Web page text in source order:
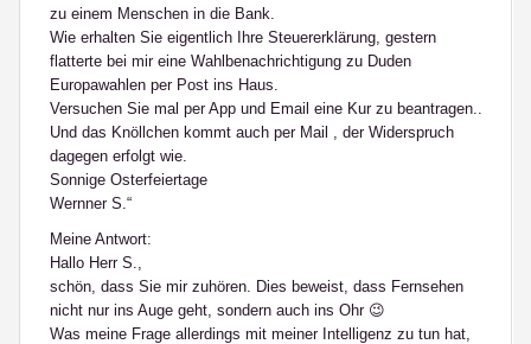
zu einem Menschen in die Bank.
Wie erhalten Sie eigentlich Ihre Steuererklärung, gestern
flatterte bei mir eine Wahlbenachrichtigung zu Duden
Europawahlen per Post ins Haus.
Versuchen Sie mal per App und Email eine Kur zu beantragen..
Und das Knöllchen kommt auch per Mail , der Widerspruch
dagegen erfolgt wie.
Sonnige Osterfeiertage
Wernner S.“
Meine Antwort:
Hallo Herr S.,
schön, dass Sie mir zuhören. Dies beweist, dass Fernsehen
nicht nur ins Auge geht, sondern auch ins Ohr 😉
Was meine Frage allerdings mit meiner Intelligenz zu tun hat,